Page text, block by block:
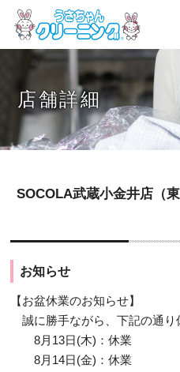
店舗詳細
SOCOLA武蔵小金井店（
お知らせ
【お盆休業のお知らせ】
誠に勝手ながら、下記の通り
8月13日(木)：休業
8月14日(金)：休業